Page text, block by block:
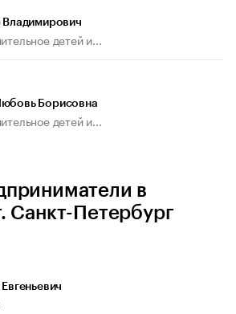
Владимирович
детей и...
Борисовна
детей и...
в
Санкт-Петербург